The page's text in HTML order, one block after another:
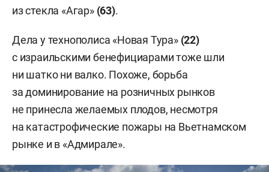
из стекла «Агар» (63).
Дела у технополиса «Новая Тура» (22)
с израильскими бенефициарами тоже шли
ни шатко ни валко. Похоже, борьба
за доминирование на розничных рынков
не принесла желаемых плодов, несмотря
на катастрофические пожары на Вьетнамском
рынке и в «Адмирале».